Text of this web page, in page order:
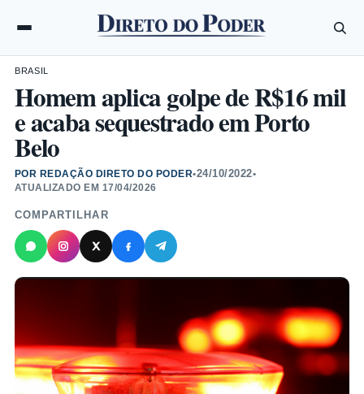
BRASIL
Homem aplica golpe de R$16 mil
e acaba sequestrado em Porto
Belo
POR REDAÇÃO DIRETO DO PODER•24/10/2022•
ATUALIZADO EM 17/04/2026
COMPARTILHAR